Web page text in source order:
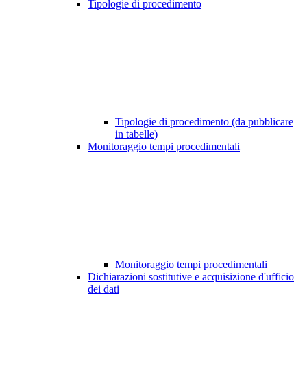
Tipologie di procedimento
Tipologie di procedimento (da pubblicare
in tabelle)
Monitoraggio tempi procedimentali
Monitoraggio tempi procedimentali
Dichiarazioni sostitutive e acquisizione d'ufficio
dei dati